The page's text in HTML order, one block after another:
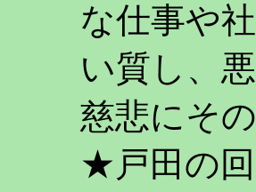
な仕事や
い質し、
慈悲にそ
★戸田の